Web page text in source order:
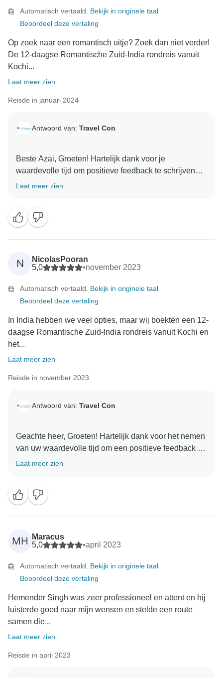
Automatisch vertaald. Bekijk in originele taal
Beoordeel deze vertaling
Op zoek naar een romantisch uitje? Zoek dan niet verder!
De 12-daagse Romantische Zuid-India rondreis vanuit
Kochi...
Laat meer zien
Reisde in januari 2024
Antwoord van: Travel Con
Beste Azai, Groeten! Hartelijk dank voor je
waardevolle tijd om positieve feedback te schrijven
over onze diensten. Het laat zien dat je genoten hebt
toekomst nog meer van dienst te kunnen zijn. Met
Laat meer zien
N
NicolasPooran
5,0
•november 2023
Automatisch vertaald. Bekijk in originele taal
Beoordeel deze vertaling
In India hebben we veel opties, maar wij boekten een 12-
daagse Romantische Zuid-India rondreis vanuit Kochi en
het...
Laat meer zien
Reisde in november 2023
Antwoord van: Travel Con
Geachte heer, Groeten! Hartelijk dank voor het nemen
van uw waardevolle tijd om een positieve feedback te
schrijven over onze diensten. Het betekent veel voor
We hopen dat de geleverde diensten upto waren naar
uw tevredenheid en wat we beloofd hebben. We
kijken ernaar uit om je in de toekomst nog meer van
Laat meer zien
MH
Maracus
5,0
•april 2023
Automatisch vertaald. Bekijk in originele taal
Beoordeel deze vertaling
Hemender Singh was zeer professioneel en attent en hij
luisterde goed naar mijn wensen en stelde een route
samen die...
Laat meer zien
Reisde in april 2023